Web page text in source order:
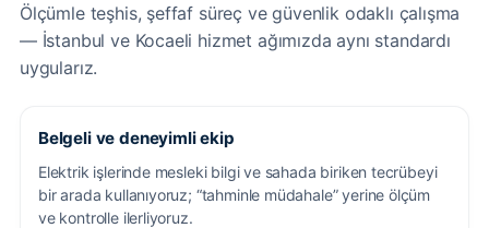
Ölçümle teşhis, şeffaf süreç ve güvenlik odaklı çalışma
— İstanbul ve Kocaeli hizmet ağımızda aynı standardı
uygularız.
Belgeli ve deneyimli ekip
Elektrik işlerinde mesleki bilgi ve sahada biriken tecrübeyi
bir arada kullanıyoruz; “tahminle müdahale” yerine ölçüm
ve kontrolle ilerliyoruz.